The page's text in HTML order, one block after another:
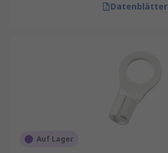
Datenblätter
Auf Lager